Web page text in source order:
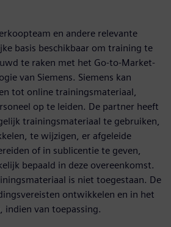
en andere relevante
basis beschikbaar om training te
te raken met het Go-to-Market-
van Siemens. Siemens kan
tot online trainingsmateriaal,
op te leiden. De partner heeft
trainingsmateriaal te gebruiken,
te wijzigen, er afgeleide
of in sublicentie te geven,
bepaald in deze overeenkomst.
is niet toegestaan. De
ontwikkelen en in het
indien van toepassing.